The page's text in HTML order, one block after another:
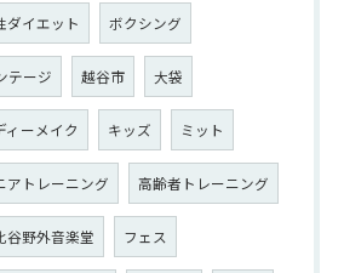
ダイエット ボクシング
テージ 越谷市 大袋
ィーメイク キッズ ミット
アトレーニング 高齢者トレーニング
谷野外音楽堂 フェス